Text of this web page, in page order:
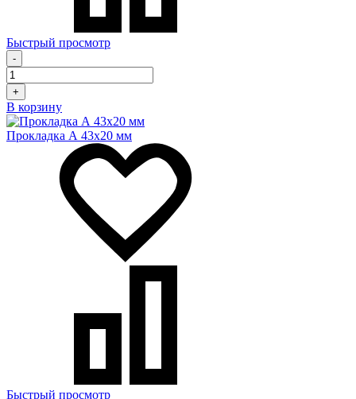
Быстрый просмотр
-
+
В корзину
Прокладка А 43х20 мм
Быстрый просмотр